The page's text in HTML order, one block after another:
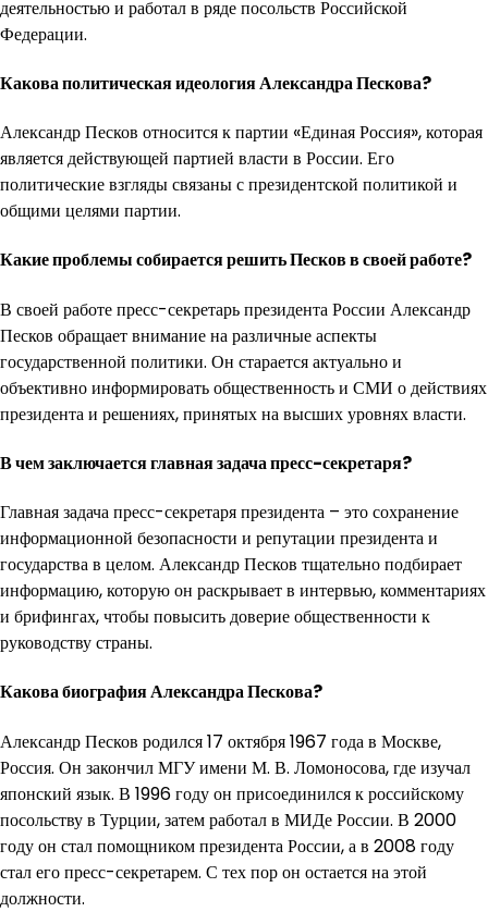
деятельностью и работал в ряде посольств Российской
Федерации.
Какова политическая идеология Александра Пескова?
Александр Песков относится к партии «Единая Россия», которая
является действующей партией власти в России. Его
политические взгляды связаны с президентской политикой и
общими целями партии.
Какие проблемы собирается решить Песков в своей работе?
В своей работе пресс-секретарь президента России Александр
Песков обращает внимание на различные аспекты
государственной политики. Он старается актуально и
объективно информировать общественность и СМИ о действиях
президента и решениях, принятых на высших уровнях власти.
В чем заключается главная задача пресс-секретаря?
Главная задача пресс-секретаря президента – это сохранение
информационной безопасности и репутации президента и
государства в целом. Александр Песков тщательно подбирает
информацию, которую он раскрывает в интервью, комментариях
и брифингах, чтобы повысить доверие общественности к
руководству страны.
Какова биография Александра Пескова?
Александр Песков родился 17 октября 1967 года в Москве,
Россия. Он закончил МГУ имени М. В. Ломоносова, где изучал
японский язык. В 1996 году он присоединился к российскому
посольству в Турции, затем работал в МИДе России. В 2000
году он стал помощником президента России, а в 2008 году
стал его пресс-секретарем. С тех пор он остается на этой
должности.